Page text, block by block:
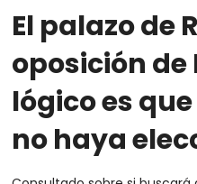
El palazo de
oposición de
lógico es
no haya